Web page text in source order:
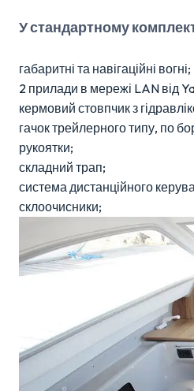
У стандартному
габаритні та навігаційні вогні;
2 прилади в мережі LAN від
кермовий стовпчик з
гачок трейлерного типу, по
рукоятки;
складний трап;
система дистанційного
склоочисники;